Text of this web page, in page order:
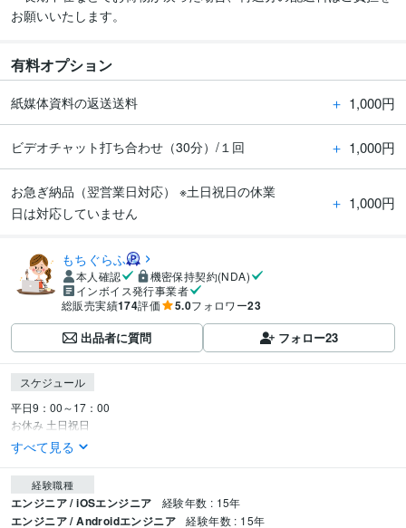
お願いいたします。
有料オプション
紙媒体資料の返送送料 ＋ 1,000円
ビデオチャット打ち合わせ（30分）/１回 ＋ 1,000円
お急ぎ納品（翌営業日対応） ※土日祝日の休業
日は対応していません
＋ 1,000円
もちぐらふ
本人確認
機密保持契約(NDA)
インボイス発行事業者
総販売実績174評価 5.0フォロワー23
出品者に質問 フォロー23
スケジュール
平日9：00～17：00
お休み 土日祝日
すべて見る
経験職種
エンジニア / iOSエンジニア 経験年数 : 15年
エンジニア / Androidエンジニア 経験年数 : 15年